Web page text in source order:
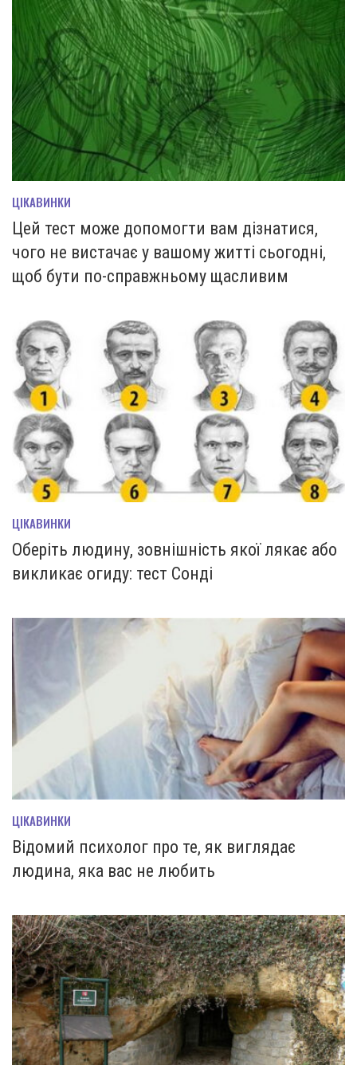
ЦІКАВИНКИ
Цей тест може допомогти вам дізнатися,
чого не вистачає у вашому житті сьогодні,
щоб бути по-справжньому щасливим
ЦІКАВИНКИ
Оберіть людину, зовнішність якої лякає або
викликає огиду: тест Сонді
ЦІКАВИНКИ
Відомий психолог про те, як виглядає
людина, яка вас не любить